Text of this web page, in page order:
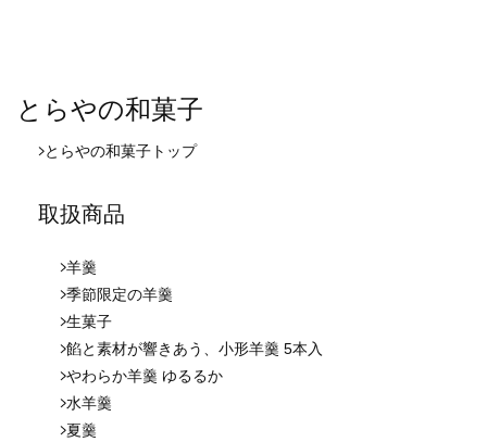
とらやの和菓子
とらやの和菓子 トップ
取扱商品
羊羹
季節限定の羊羹
生菓子
餡と素材が響きあう、小形羊羹 5本入
やわらか羊羹 ゆるるか
水羊羹
夏羹